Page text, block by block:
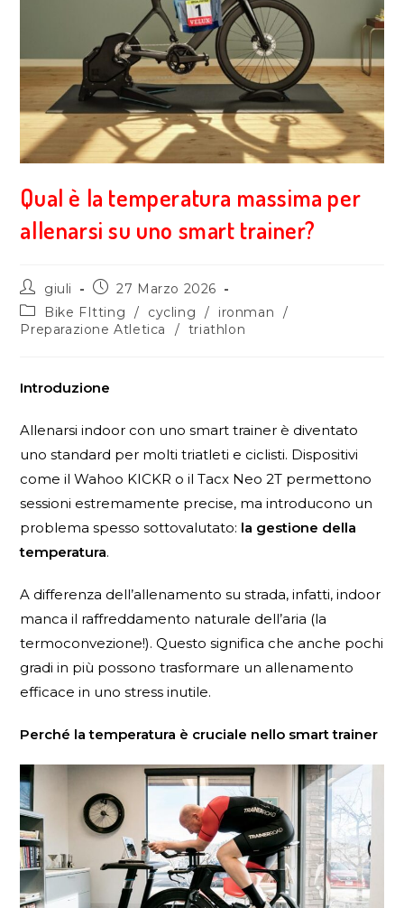
Qual è la temperatura massima per
allenarsi su uno smart trainer?
giuli
27 Marzo 2026
Bike FItting
/ cycling / ironman
/
Preparazione Atletica
/ triathlon
Introduzione
Allenarsi indoor con uno smart trainer è diventato
uno standard per molti triatleti e ciclisti. Dispositivi
come il Wahoo KICKR o il Tacx Neo 2T permettono
sessioni estremamente precise, ma introducono un
problema spesso sottovalutato: la gestione della
temperatura.
A differenza dell’allenamento su strada, infatti, indoor
manca il raffreddamento naturale dell’aria (la
termoconvezione!). Questo significa che anche pochi
gradi in più possono trasformare un allenamento
efficace in uno stress inutile.
Perché la temperatura è cruciale nello smart trainer